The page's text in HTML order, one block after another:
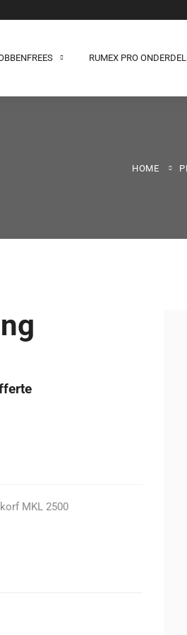
RUMEX PRO
HOME
MKL 2500